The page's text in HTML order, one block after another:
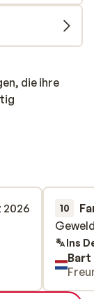
die ihre
2026
10
Ins
Bart